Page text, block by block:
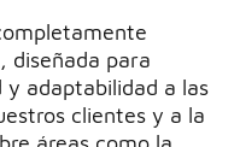
diseñada para
adaptabilidad a las
clientes y a la